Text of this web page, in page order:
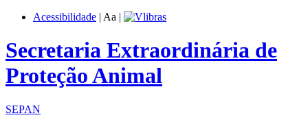
Acessibilidade | Aa |
Secretaria Extraordinária de
Proteção Animal
SEPAN